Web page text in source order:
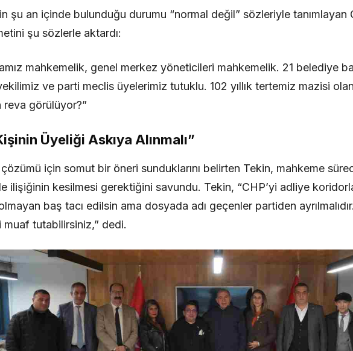
şu an içinde bulunduğu durumu “normal değil” sözleriyle tanımlayan
şu sözlerle aktardı:
mahkemelik, genel merkez yöneticileri mahkemelik. 21 belediye
ve parti meclis üyelerimiz tutuklu. 102 yıllık tertemiz mazisi
reva görülüyor?”
Üyeliği Askıya Alınmalı”
için somut bir öneri sunduklarını belirten Tekin, mahkeme
ilişiğinin kesilmesi gerektiğini savundu. Tekin, “CHP’yi adliye
baş tacı edilsin ama dosyada adı geçenler partiden
muaf tutabilirsiniz,” dedi.